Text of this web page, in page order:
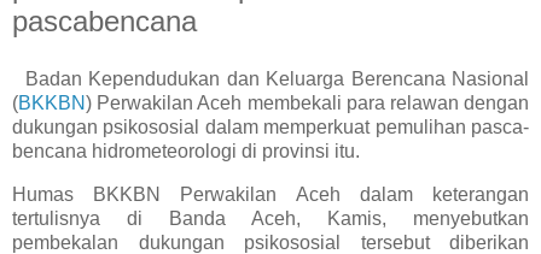
pascabencana
Badan Kependudukan dan Keluarga Berencana Nasional
(BKKBN) Perwakilan Aceh membekali para relawan dengan
dukungan psikososial dalam memperkuat pemulihan pasca-
bencana hidrometeorologi di provinsi itu.
Humas BKKBN Perwakilan Aceh dalam keterangan
tertulisnya di Banda Aceh, Kamis, menyebutkan
pembekalan dukungan psikososial tersebut diberikan